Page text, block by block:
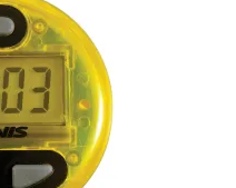
worden
op
de
productpagina